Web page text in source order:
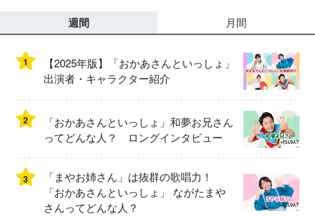
週間 月間
1
【2025年版】「おかあさんといっしょ」
出演者・キャラクター紹介
2
「おかあさんといっしょ」和夢お兄さん
ってどんな人？ ロングインタビュー
3
「まやお姉さん」は抜群の歌唱力！
「おかあさんといっしょ」 ながたまや
さんってどんな人？